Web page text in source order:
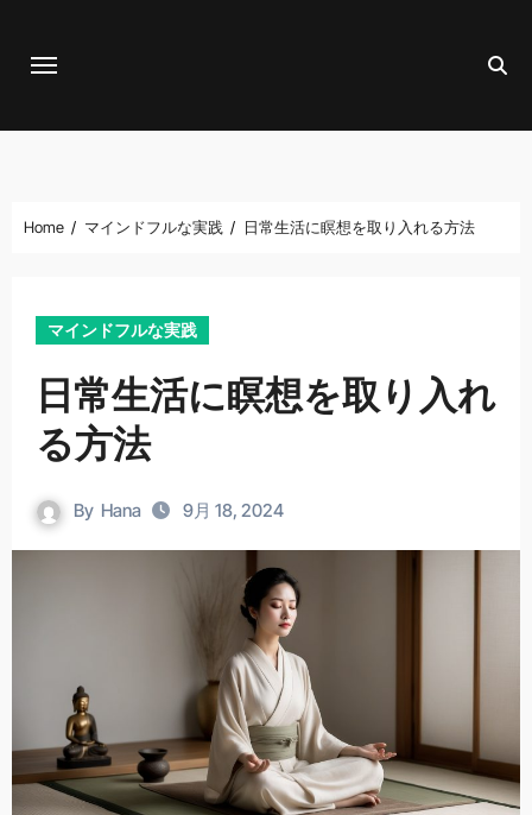
Home マインドフルな実践 日常生活に瞑想を取り入れる方法
マインドフルな実践
日常生活に瞑想を取り入れ
る方法
By Hana 9月 18, 2024